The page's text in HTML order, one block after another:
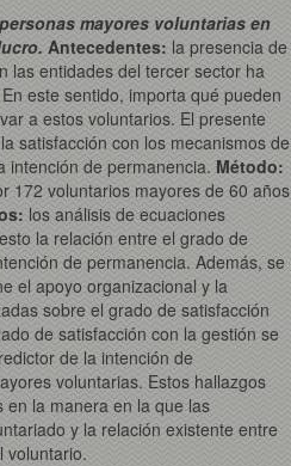
mayores voluntarias en
Antecedentes: la presencia de
las entidades del tercer sector ha
este sentido, importa qué pueden
a estos voluntarios. El presente
satisfacción con los mecanismos de
intención de permanencia. Método:
172 voluntarios mayores de 60 años
los análisis de ecuaciones
la relación entre el grado de
de permanencia. Además, se
el apoyo organizacional y la
sobre el grado de satisfacción
de satisfacción con la gestión se
de la intención de
voluntarias. Estos hallazgos
en la manera en la que las
y la relación existente entre
voluntario.